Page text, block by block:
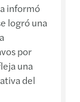
informó
logró una
por
una
del